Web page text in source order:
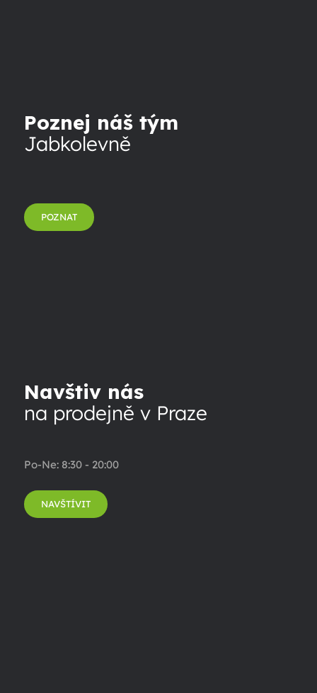
Poznej náš tým
Jabkolevně
POZNAT
Navštiv nás
na prodejně v Praze
Po-Ne: 8:30 - 20:00
NAVŠTÍVIT